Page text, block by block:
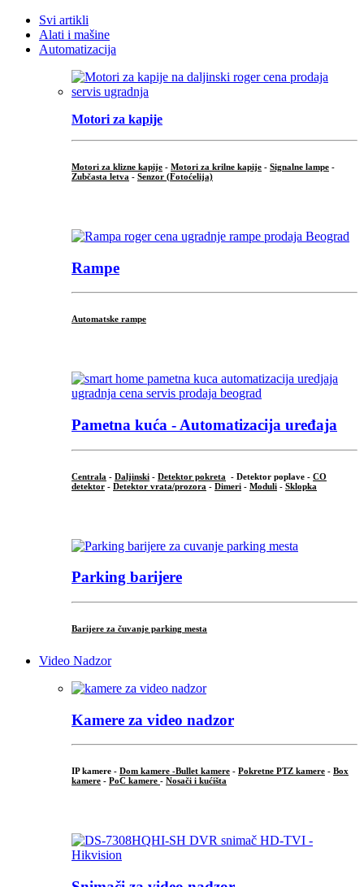
Svi artikli
Alati i mašine
Automatizacija
Motori za kapije
Motori za klizne kapije - Motori za krilne kapije - Signalne lampe -
Zubčasta letva - Senzor (Fotoćelija)
Rampe
Automatske rampe
Pametna kuća - Automatizacija uređaja
Centrala - Daljinski - Detektor pokreta - Detektor poplave - CO
detektor - Detektor vrata/prozora - Dimeri - Moduli - Sklopka
Parking barijere
Barijere za čuvanje parking mesta
Video Nadzor
Kamere za video nadzor
IP kamere - Dom kamere -Bullet kamere - Pokretne PTZ kamere - Box
kamere - PoC kamere - Nosači i kućišta